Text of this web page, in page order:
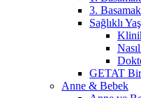
3.
Sağlıklı
GETAT
Anne & Bebek